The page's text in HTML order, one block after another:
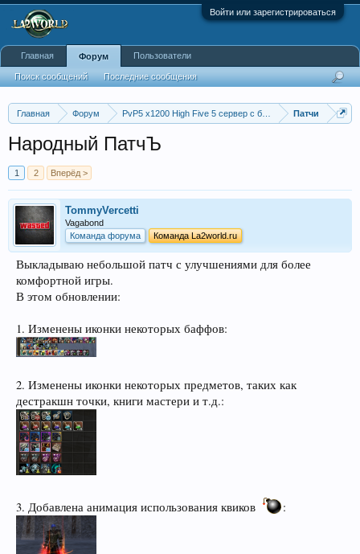
Войти или зарегистрироваться
Главная Форум PvP5 x1200 High Five 5 сервер с баферомПатчи
Народный ПатчЪ
1 2 Вперёд >
TommyVercetti
Vagabond
Команда форума
Команда La2world.ru
Выкладываю небольшой патч с улучшениями для более
комфортной игры.
В этом обновлении:
1. Изменены иконки некоторых баффов:
2. Изменены иконки некоторых предметов, таких как
дестракшн точки, книги мастери и т.д.:
3. Добавлена анимация использования квиков :
Главная Форум
Поиск сообщений Последние сообщения
Пользователи